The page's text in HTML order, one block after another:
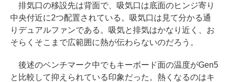
排気口の移設先は背面で、吸気口は底面のヒンジ寄り
中央付近に2つ配置されている。吸気口は見て分かる通
りデュアルファンである。吸気と排気はかなり近く、お
そらくそこまで広範囲に熱が伝わらないのだろう。
後述のベンチマーク中でもキーボード面の温度がGen5
と比較して抑えられている印象だった。熱くなるのはキ